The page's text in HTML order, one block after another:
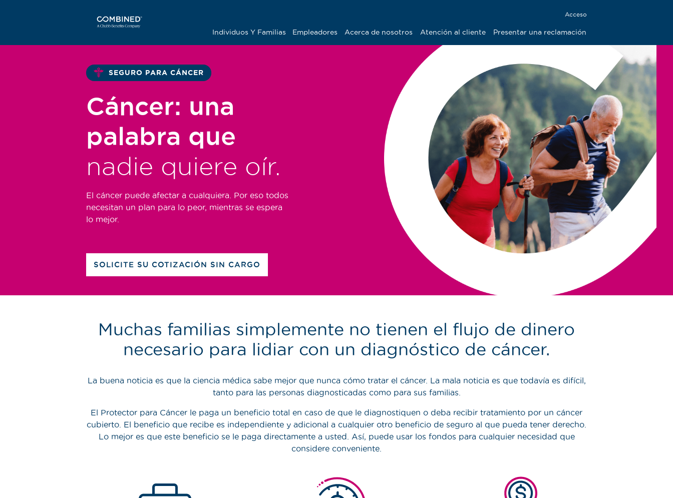
Acceso
Individuos Y Familias Empleadores Acerca de nosotros Atención al cliente Presentar una reclamación
SEGURO PARA CÁNCER
Cáncer: una
palabra que
nadie quiere oír.
El cáncer puede afectar a cualquiera. Por eso todos
necesitan un plan para lo peor, mientras se espera
lo mejor.
SOLICITE SU COTIZACIÓN SIN CARGO
Muchas familias simplemente no tienen el flujo de dinero
necesario para lidiar con un diagnóstico de cáncer.
La buena noticia es que la ciencia médica sabe mejor que nunca cómo tratar el cáncer. La mala noticia es que todavía es difícil,
tanto para las personas diagnosticadas como para sus familias.
El Protector para Cáncer le paga un beneficio total en caso de que le diagnostiquen o deba recibir tratamiento por un cáncer
cubierto. El beneficio que recibe es independiente y adicional a cualquier otro beneficio de seguro al que pueda tener derecho.
Lo mejor es que este beneficio se le paga directamente a usted. Así, puede usar los fondos para cualquier necesidad que
considere conveniente.